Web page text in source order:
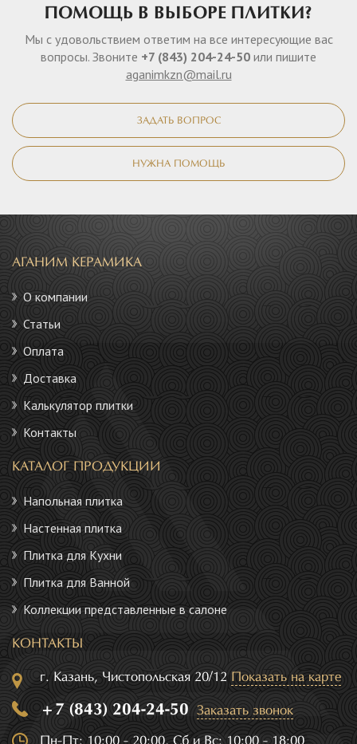
ПОМОЩЬ В ВЫБОРЕ ПЛИТКИ?
Мы с удовольствием ответим на все интересующие вас
вопросы. Звоните +7 (843) 204-24-50 или пишите
aganimkzn@mail.ru
ЗАДАТЬ ВОПРОС
НУЖНА ПОМОЩЬ
АГАНИМ КЕРАМИКА
О компании
Статьи
Оплата
Доставка
Калькулятор плитки
Контакты
КАТАЛОГ ПРОДУКЦИИ
Напольная плитка
Настенная плитка
Плитка для Кухни
Плитка для Ванной
Коллекции представленные в салоне
КОНТАКТЫ
г. Казань, Чистопольская 20/12 Показать на карте
+7 (843) 204-24-50 Заказать звонок
Пн-Пт: 10:00 - 20:00, Сб и Вс: 10:00 - 18:00